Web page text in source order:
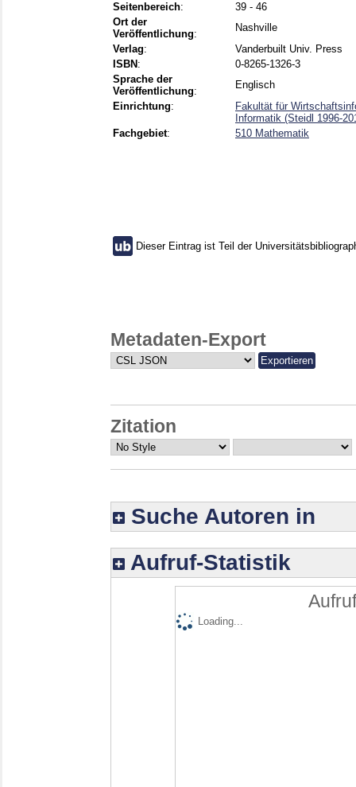
Seitenbereich:
39 - 46
Ort der
Veröffentlichung:
Nashville
Verlag:
Vanderbuilt Univ. Press
ISBN :
0-8265-1326-3
Sprache der
Veröffentlichung:
Englisch
Einrichtung:
Fakultät für
Informatik (Steidl 1996-
Fachgebiet: 510 Mathematik
Dieser Eintrag ist Teil der
Metadaten-Export
Zitation
Suche Autoren in
Aufruf-Statistik
Loading...